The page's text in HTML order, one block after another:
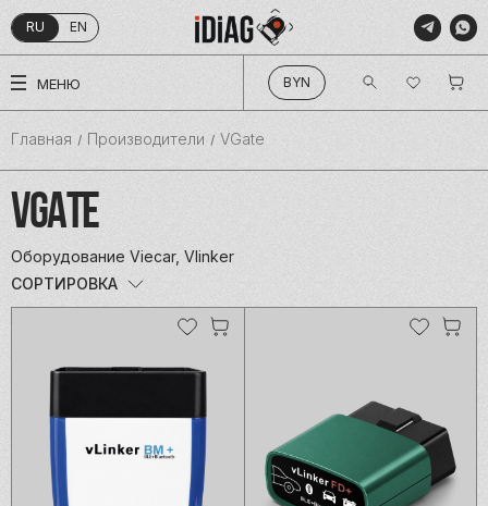
RU EN
МЕНЮ
КАТАЛОГ
ПРОИЗВОДИТЕЛИ
ПОКУПАТЕЛЯМ
БЛОГ
КОНТАКТЫ
BYN
Главная Производители VGate
VGATE
Оборудование Viecar, Vlinker
СОРТИРОВКА